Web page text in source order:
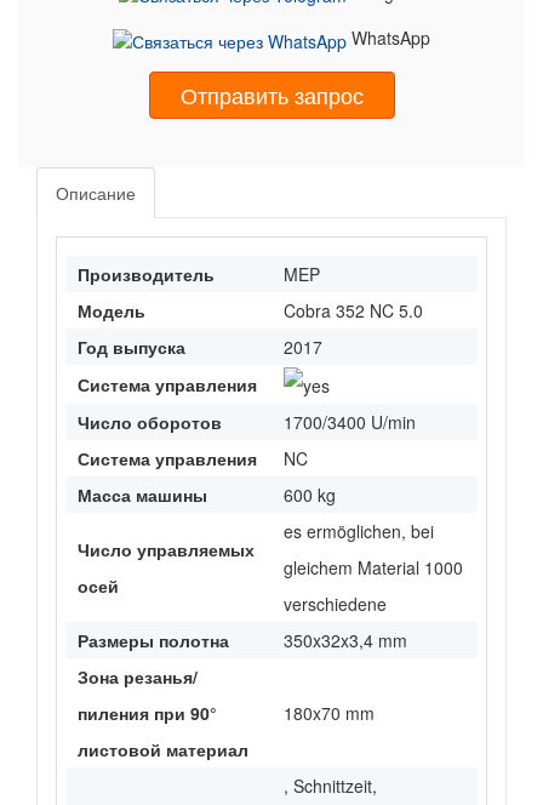
WhatsApp
Отправить запрос
Описание
Производитель
MEP
Модель
Cobra 352 NC 5.0
Год выпуска
2017
Система управления
Число оборотов
1700/3400 U/min
Система управления
NC
Масса машины
600 kg
Число управляемых
осей
es ermöglichen, bei
gleichem Material 1000
verschiedene
Размеры полотна
350x32x3,4 mm
Зона резанья/
пиления при 90°
листовой материал
180x70 mm
, Schnittzeit,